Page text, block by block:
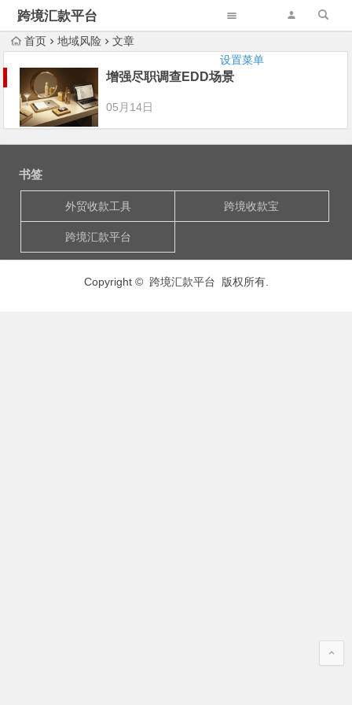
跨境汇款平台
设置菜单
首页 地域风险 文章
增强尽职调查EDD场景
05月14日
书签
外贸收款工具 跨境收款宝
跨境汇款平台
Copyright © 跨境汇款平台 版权所有.